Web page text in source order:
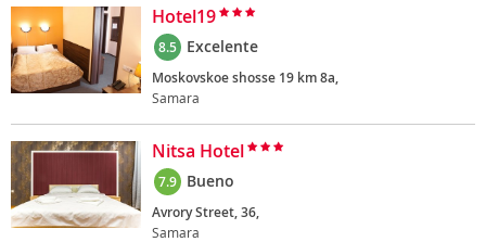
Hotel19
8.5 Excelente
Moskovskoe shosse 19 km 8a,
Samara
Nitsa Hotel
7.9 Bueno
Avrory Street, 36,
Samara